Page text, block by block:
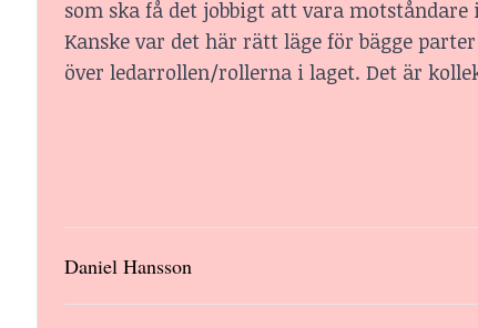
som ska få det jobbigt att vara
Kanske var det här rätt läge för bägge
över ledarrollen/rollerna i laget. Det är
Daniel Hansson